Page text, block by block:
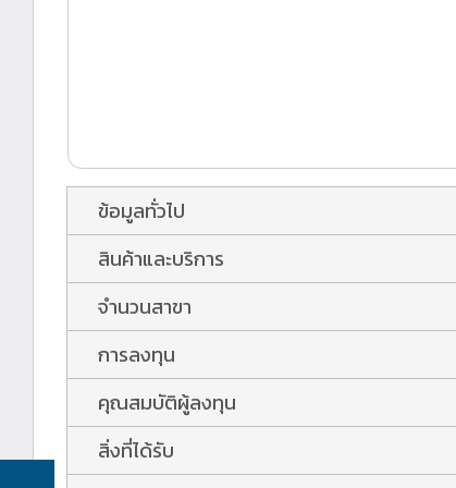
ข้อมูลทั่วไป
สินค้าและบริการ
จำนวนสาขา
การลงทุน
คุณสมบัติผู้ลงทุน
สิ่งที่ได้รับ